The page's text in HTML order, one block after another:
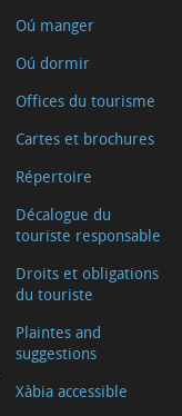
Oú manger
Oú dormir
Offices du tourisme
Cartes et brochures
Répertoire
Décalogue du
touriste responsable
Droits et obligations
du touriste
Plaintes and
suggestions
Xàbia accessible